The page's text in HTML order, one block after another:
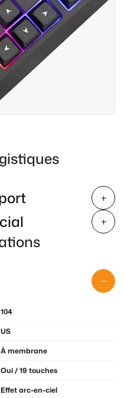
104
US
À membrane
Oui / 19 touches
Effet arc-en-ciel